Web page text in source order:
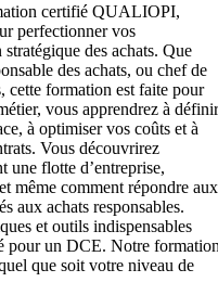
certifié QUALIOPI,
perfectionner vos
des achats. Que
des achats, ou chef de
cette formation est faite pour
vous apprendrez à définir
à optimiser vos coûts et à
Vous découvrirez
une flotte d’entreprise,
même comment répondre aux
aux achats responsables.
et outils indispensables
pour un DCE. Notre
que soit votre niveau de